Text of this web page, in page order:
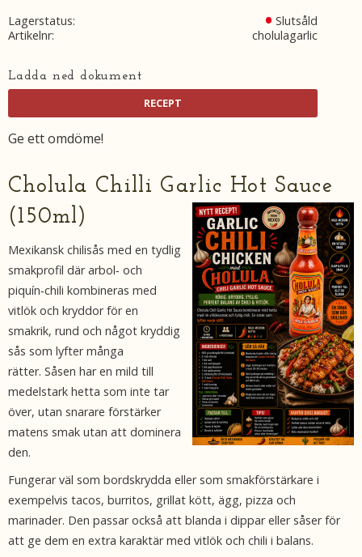
Lagerstatus
Slutsåld
Artikelnr
cholulagarlic
Ladda ned dokument
Ge ett omdöme!
Cholula Chilli Garlic Hot Sauce
(150ml)
Mexikansk chilisås med en tydlig
smakprofil där arbol‑ och
piquín‑chili kombineras med
vitlök och kryddor för en
smakrik, rund och något kryddig
sås som lyfter många
rätter. Såsen har en mild till
medelstark hetta som inte tar
över, utan snarare förstärker
matens smak utan att dominera
den.
Fungerar väl som bordskrydda eller som smakförstärkare i
exempelvis tacos, burritos, grillat kött, ägg, pizza och
marinader. Den passar också att blanda i dippar eller såser för
att ge dem en extra karaktär med vitlök och chili i balans.